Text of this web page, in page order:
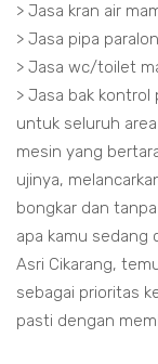
> Jasa kran air
> Jasa pipa
> Jasa wc/toilet
> Jasa bak kontrol
untuk seluruh
mesin yang
ujinya,
bongkar dan
apa kamu sedang
Asri Cikarang,
sebagai prioritas
pasti dengan